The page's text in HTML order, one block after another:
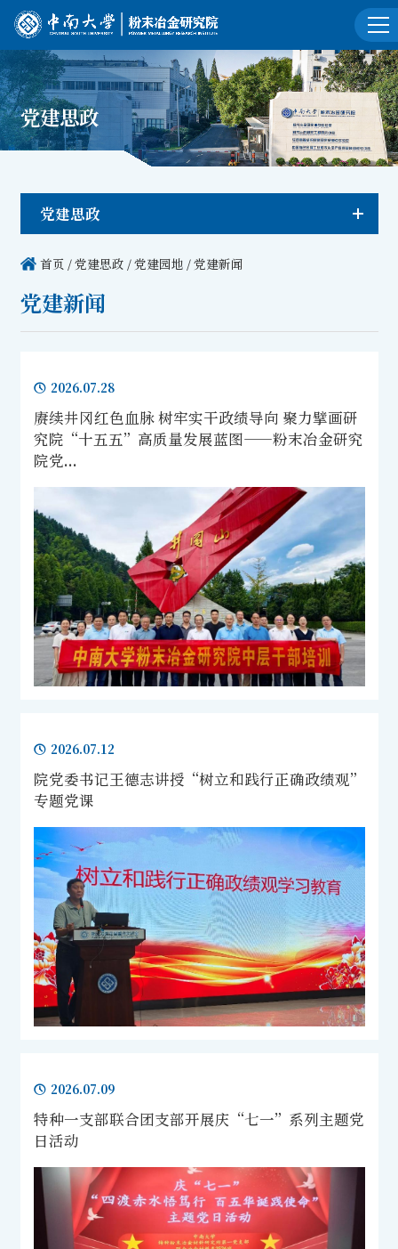
党建思政
党建思政
党建新闻
首页 /党建思政 /党建园地 /党建新闻
2026.07.28
赓续井冈红色血脉 树牢实干政绩导向 聚力擘画研
究院“十五五”高质量发展蓝图​——粉末冶金研究
院党...
2026.07.12
院党委书记王德志讲授“树立和践行正确政绩观”
专题党课
2026.07.09
特种一支部联合团支部开展庆“七一”系列主题党
日活动